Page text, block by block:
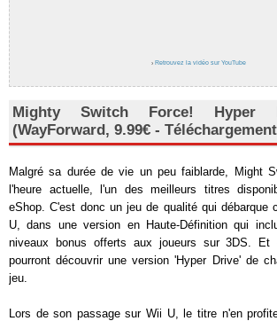
› Retrouvez la vidéo sur YouTube
Mighty Switch Force! Hyper
(WayForward, 9.99€ -
Malgré sa durée de vie un peu faiblarde, Might
l'heure actuelle, l'un des meilleurs titres
eShop. C'est donc un jeu de qualité qui débarque
U, dans une version en Haute-Définition qui
niveaux bonus offerts aux joueurs sur 3DS. Et
pourront découvrir une version 'Hyper Drive' de
jeu.
Lors de son passage sur Wii U, le titre n'en